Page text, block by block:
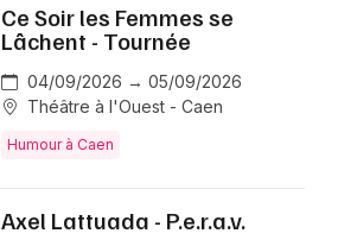
Ce Soir les Femmes se
Lâchent - Tournée
04/09/2026 → 05/09/2026
Théâtre à l'Ouest - Caen
Humour à Caen
Axel Lattuada - P.e.r.a.v.